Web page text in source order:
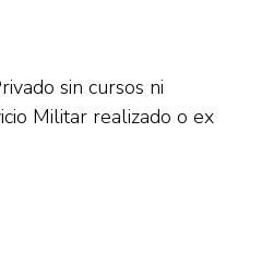
sin cursos ni
Militar realizado o ex